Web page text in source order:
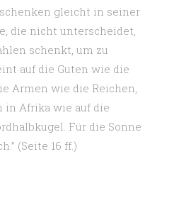
gleicht in seiner
die nicht unterscheidet,
schenkt, um zu
auf die Guten wie die
Armen wie die Reichen,
in Afrika wie auf die
Für die Sonne
(Seite 16 ff.)